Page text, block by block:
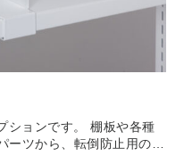
ションです。 棚板や各種
ーツから、転倒防止用の